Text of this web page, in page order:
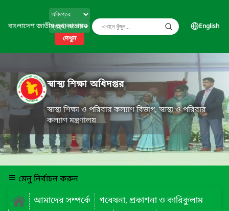
বাংলাদেশ জাতীয় তথ্য বাতায়ন
দেখুন
English
স্বাস্থ্য শিক্ষা অধিদপ্তর
স্বাস্থ্য শিক্ষা ও পরিবার কল্যাণ বিভাগ, স্বাস্থ্য ও পরিবার
কল্যাণ মন্ত্রণালয়
মেনু নির্বাচন করুন
আমাদের সম্পর্কে
গবেষনা, প্রকাশনা ও কারিকুলাম